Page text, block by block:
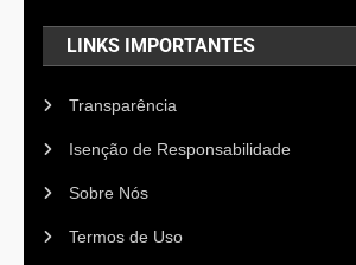
LINKS IMPORTANTES
Transparência
Isenção de Responsabilidade
Sobre Nós
Termos de Uso